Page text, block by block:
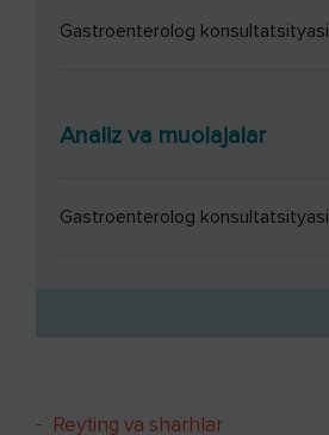
Gastroenterolog konsultatsityasi
Analiz va muolajalar
Gastroenterolog konsultatsityasi
- Reyting va sharhlar